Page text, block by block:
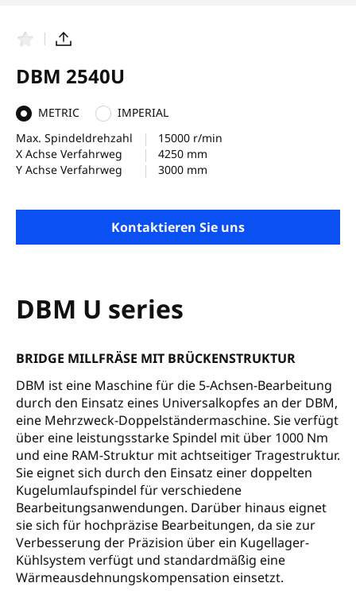
v
o
i
t
e
n
T
n
DBM 2540U
METRIC
IMPERIAL
Max. Spindeldrehzahl
15000 r/min
X Achse Verfahrweg
4250 mm
Y Achse Verfahrweg
3000 mm
Kontaktieren Sie uns
DBM U series
BRIDGE MILLFRÄSE MIT BRÜCKENSTRUKTUR
DBM ist eine Maschine für die 5-Achsen-Bearbeitung
durch den Einsatz eines Universalkopfes an der DBM,
eine Mehrzweck-Doppelständermaschine. Sie verfügt
über eine leistungsstarke Spindel mit über 1000 Nm
und eine RAM-Struktur mit achtseitiger Tragestruktur.
Sie eignet sich durch den Einsatz einer doppelten
Kugelumlaufspindel für verschiedene
Bearbeitungsanwendungen. Darüber hinaus eignet
sie sich für hochpräzise Bearbeitungen, da sie zur
Verbesserung der Präzision über ein Kugellager-
Kühlsystem verfügt und standardmäßig eine
Wärmeausdehnungskompensation einsetzt.